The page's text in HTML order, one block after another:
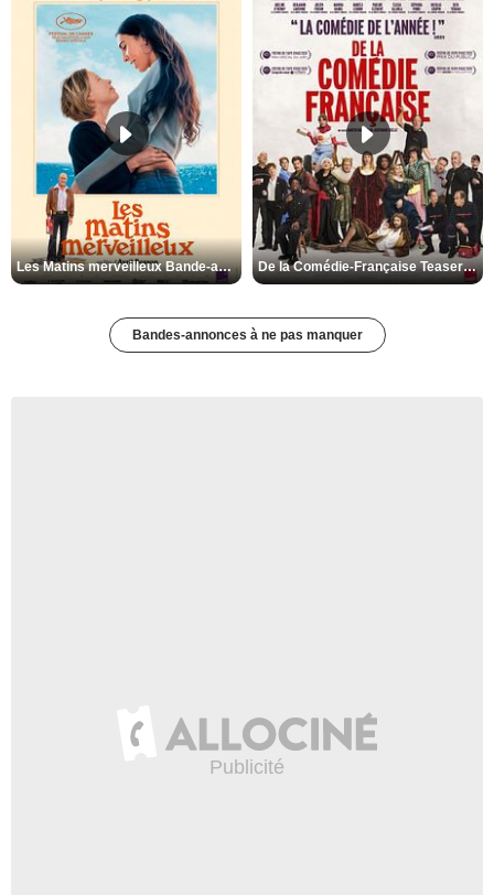
Les Matins merveilleux Bande-annonce VF De la Comédie-Française Teaser VF
Bandes-annonces à ne pas manquer